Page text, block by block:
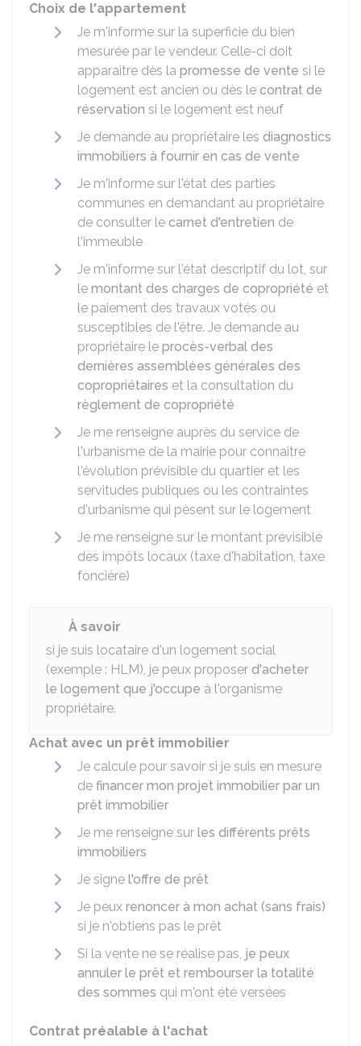
Choix de l'appartement
Je m'informe sur la superficie du bien
mesurée par le vendeur. Celle-ci doit
apparaître dès la promesse de vente si le
logement est ancien ou dès le contrat de
réservation si le logement est neuf
Je demande au propriétaire les diagnostics
immobiliers à fournir en cas de vente
Je m'informe sur l'état des parties
communes en demandant au propriétaire
de consulter le carnet d'entretien de
l'immeuble
Je m'informe sur l'état descriptif du lot, sur
le montant des charges de copropriété et
le paiement des travaux votés ou
susceptibles de l'être. Je demande au
propriétaire le procès-verbal des
dernières assemblées générales des
copropriétaires et la consultation du
règlement de copropriété
Je me renseigne auprès du service de
l'urbanisme de la mairie pour connaître
l'évolution prévisible du quartier et les
servitudes publiques ou les contraintes
d'urbanisme qui pèsent sur le logement
Je me renseigne sur le montant prévisible
des impôts locaux (taxe d'habitation, taxe
foncière)
À savoir
si je suis locataire d'un logement social
(exemple : HLM), je peux proposer d'acheter
le logement que j'occupe à l'organisme
propriétaire.
Achat avec un prêt immobilier
Je calcule pour savoir si je suis en mesure
de financer mon projet immobilier par un
prêt immobilier
Je me renseigne sur les différents prêts
immobiliers
Je signe l'offre de prêt
Je peux renoncer à mon achat (sans frais)
si je n'obtiens pas le prêt
Si la vente ne se réalise pas, je peux
annuler le prêt et rembourser la totalité
des sommes qui m'ont été versées
Contrat préalable à l'achat